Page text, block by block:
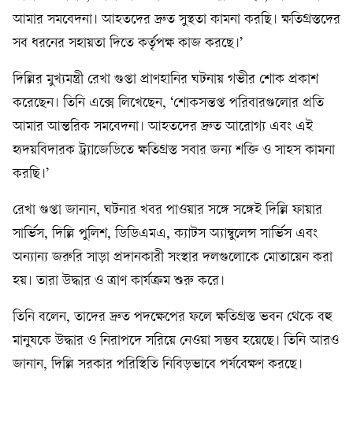
আমার সমবেদনা। আহতদের দ্রুত সুস্থতা কামনা করছি। ক্ষতিগ্রস্তদের
সব ধরনের সহায়তা দিতে কর্তৃপক্ষ কাজ করছে।’
দিল্লির মুখ্যমন্ত্রী রেখা গুপ্তা প্রাণহানির ঘটনায় গভীর শোক প্রকাশ
করেছেন। তিনি এক্সে লিখেছেন, ‘শোকসন্তপ্ত পরিবারগুলোর প্রতি
আমার আন্তরিক সমবেদনা। আহতদের দ্রুত আরোগ্য এবং এই
হৃদয়বিদারক ট্র্যাজেডিতে ক্ষতিগ্রস্ত সবার জন্য শক্তি ও সাহস কামনা
করছি।’
রেখা গুপ্তা জানান, ঘটনার খবর পাওয়ার সঙ্গে সঙ্গেই দিল্লি ফায়ার
সার্ভিস, দিল্লি পুলিশ, ডিডিএমএ, ক্যাটস অ্যাম্বুলেন্স সার্ভিস এবং
অন্যান্য জরুরি সাড়া প্রদানকারী সংস্থার দলগুলোকে মোতায়েন করা
হয়। তারা উদ্ধার ও ত্রাণ কার্যক্রম শুরু করে।
তিনি বলেন, তাদের দ্রুত পদক্ষেপের ফলে ক্ষতিগ্রস্ত ভবন থেকে বহু
মানুষকে উদ্ধার ও নিরাপদে সরিয়ে নেওয়া সম্ভব হয়েছে। তিনি আরও
জানান, দিল্লি সরকার পরিস্থিতি নিবিড়ভাবে পর্যবেক্ষণ করছে।